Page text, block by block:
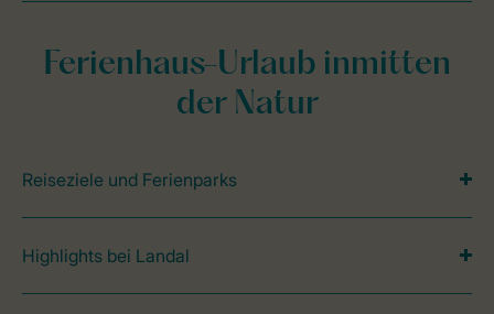
Ferienhaus-Urlaub inmitten
der Natur
Reiseziele und Ferienparks
Highlights bei Landal